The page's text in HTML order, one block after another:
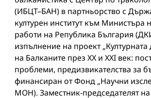
(ИБЦТ–БАН) в партньорство с
културен институт към Министъра
работи на Република България
изпълнение на проект
на Балканите през XX и XXI век:
проблеми, предизвикателства за
финансиран от Фонд „Научни
МОН). Заместник-председателят